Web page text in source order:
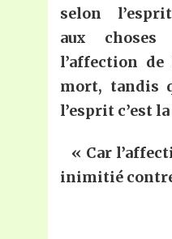
selon
aux
l’affection
mort, tandis
l’esprit c’est
« Car
inimitié